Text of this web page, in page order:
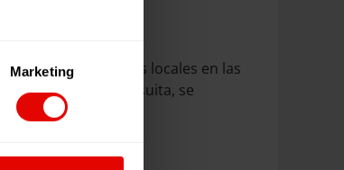
Marketing
sociales locales en las
por el Servicio Jesuita, se